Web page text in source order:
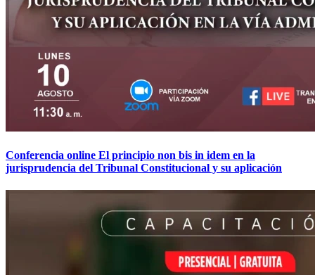
Conferencia online El principio non bis in idem en la
jurisprudencia del Tribunal Constitucional y su aplicación